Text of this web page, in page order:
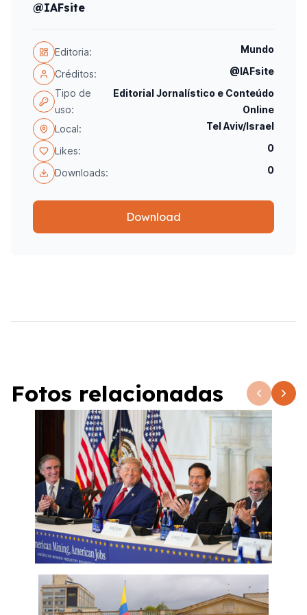
@IAFsite
Editoria: Mundo
Créditos:
@IAFsite
Tipo de
uso:
Editorial Jornalístico e Conteúdo
Online
Local:
Tel Aviv/Israel
Likes: 0
Downloads: 0
Download
Fotos relacionadas